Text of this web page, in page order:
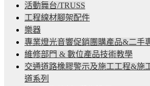
活動舞台/TRUSS
工程線材腳架配件
樂器
專業燈光音響促銷團購產品&二手
維修部門 & 數位產品技術教學
交通道路橡膠警示及施工工程&施
道系列